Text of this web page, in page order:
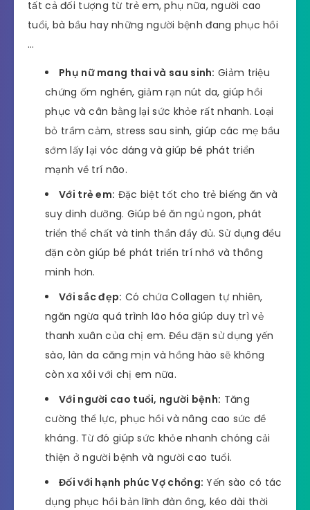
tất cả đối tượng từ trẻ em, phụ nữa, người cao
tuổi, bà bầu hay những người bệnh đang phục hồi
…
Phụ nữ mang thai và sau sinh: Giảm triệu
chứng ốm nghén, giảm rạn nút da, giúp hồi
phục và cân bằng lại sức khỏe rất nhanh. Loại
bỏ trầm cảm, stress sau sinh, giúp các mẹ bầu
sớm lấy lại vóc dáng và giúp bé phát triển
mạnh về trí não.
Với trẻ em: Đặc biệt tốt cho trẻ biếng ăn và
suy dinh dưỡng. Giúp bé ăn ngủ ngon, phát
triển thể chất và tinh thần đầy đủ. Sử dụng đều
đặn còn giúp bé phát triển trí nhớ và thông
minh hơn.
Với sắc đẹp: Có chứa Collagen tự nhiên,
ngăn ngừa quá trình lão hóa giúp duy trì vẻ
thanh xuân của chị em. Đều đặn sử dụng yến
sào, làn da căng mịn và hồng hào sẽ không
còn xa xôi với chị em nữa.
Với người cao tuổi, người bệnh: Tăng
cường thể lực, phục hồi và nâng cao sức đề
kháng. Từ đó giúp sức khỏe nhanh chóng cải
thiện ở người bệnh và người cao tuổi.
Đối với hạnh phúc Vợ chồng: Yến sào có tác
dụng phục hồi bản lĩnh đàn ông, kéo dài thời